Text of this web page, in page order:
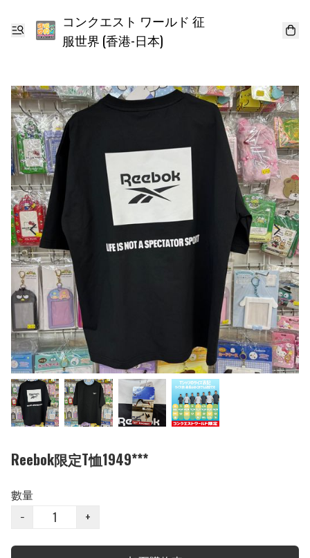
コンクエスト ワールド 征
服世界 (香港-日本)
Reebok限定T恤1949***
數量
−
+